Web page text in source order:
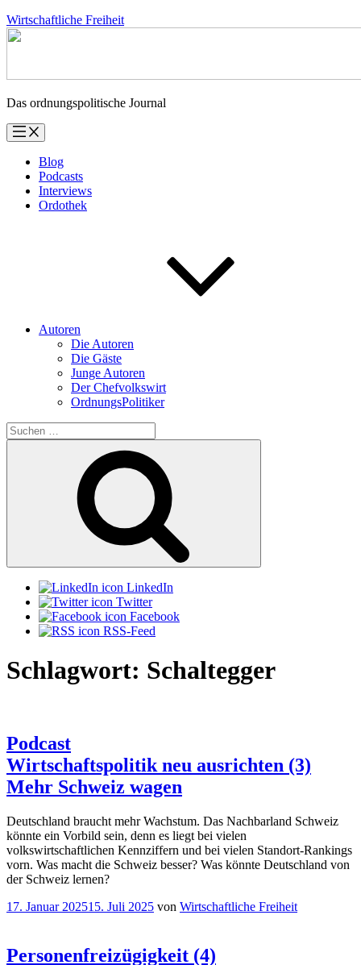
Zum
Inhalt
Wirtschaftliche Freiheit
Das ordnungspolitische Journal
Blog
Podcasts
Interviews
Ordothek
Autoren
Die Autoren
Die Gäste
Junge Autoren
Der Chefvolkswirt
OrdnungsPolitiker
Suchen
nach:
LinkedIn
Twitter
Facebook
RSS-Feed
Schlagwort: Schaltegger
Podcast
Wirtschaftspolitik neu ausrichten (3)
Mehr Schweiz wagen
Deutschland braucht mehr Wachstum. Das Nachbarland Schweiz
könnte ein Vorbild sein, denn es liegt bei vielen
volkswirtschaftlichen Kennziffern und bei vielen Standort-Rankings
vorn. Was macht die Schweiz besser? Was könnte Deutschland von
der Schweiz lernen?
Veröffentlicht
17. Januar 202515. Juli 2025 von Wirtschaftliche Freiheit
Personenfreizügigkeit (4)